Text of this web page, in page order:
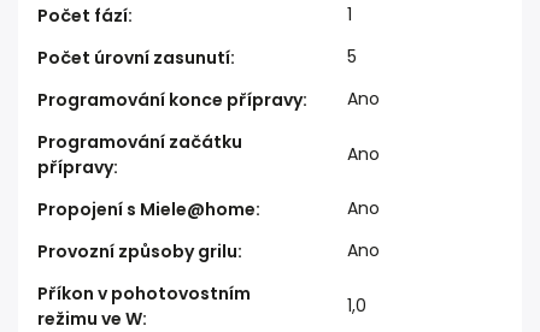
Počet fází:
1
Počet úrovní zasunutí:
5
Programování konce přípravy:
Ano
Programování začátku
přípravy:
Ano
Propojení s Miele@home:
Ano
Provozní způsoby grilu:
Ano
Příkon v pohotovostním
režimu ve W:
1,0